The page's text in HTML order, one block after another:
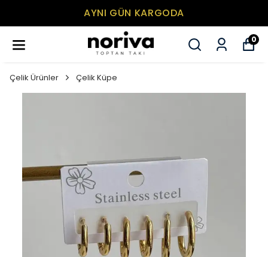
AYNI GÜN KARGODA
0
Çelik Ürünler Çelik Küpe